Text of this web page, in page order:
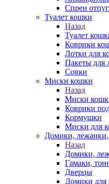
Спреи
Туалет кошки
Назад
Туалет
Коврики
Лотки для
Пакеты для
Совки
Миски кошки
Назад
Миски
Коврики
Кормушки
Миски для
Домики, лежанки,
Назад
Домики,
Гамаки,
Дверцы
Домики для